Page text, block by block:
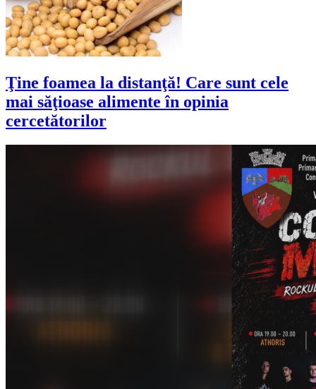
Ţine foamea la distanţă! Care sunt cele
mai săţioase alimente în opinia
cercetătorilor